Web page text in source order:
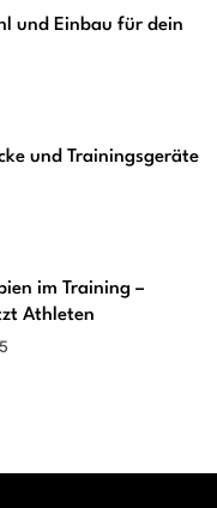
und Einbau für dein
und Trainingsgeräte
im Training –
Athleten